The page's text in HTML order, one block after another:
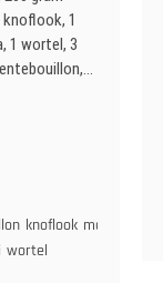
1
1 wortel, 3
knoflook masamam-
wortel